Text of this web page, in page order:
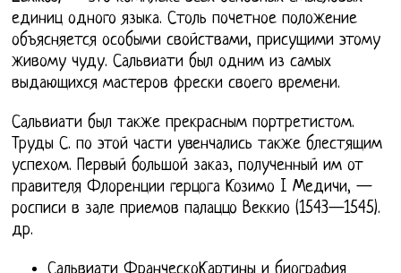
единиц одного языка. Столь почетное положение
объясняется особыми свойствами, присущими этому
живому чуду. Сальвиати был одним из самых
выдающихся мастеров фрески своего времени.
Сальвиати был также прекрасным портретистом.
Труды С. по этой части увенчались также блестящим
успехом. Первый большой заказ, полученный им от
правителя Флоренции герцога Козимо I Медичи, —
росписи в зале приемов палаццо Веккио (1543—1545).
др.